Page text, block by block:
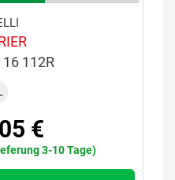
112R
€
3-10 Tage)